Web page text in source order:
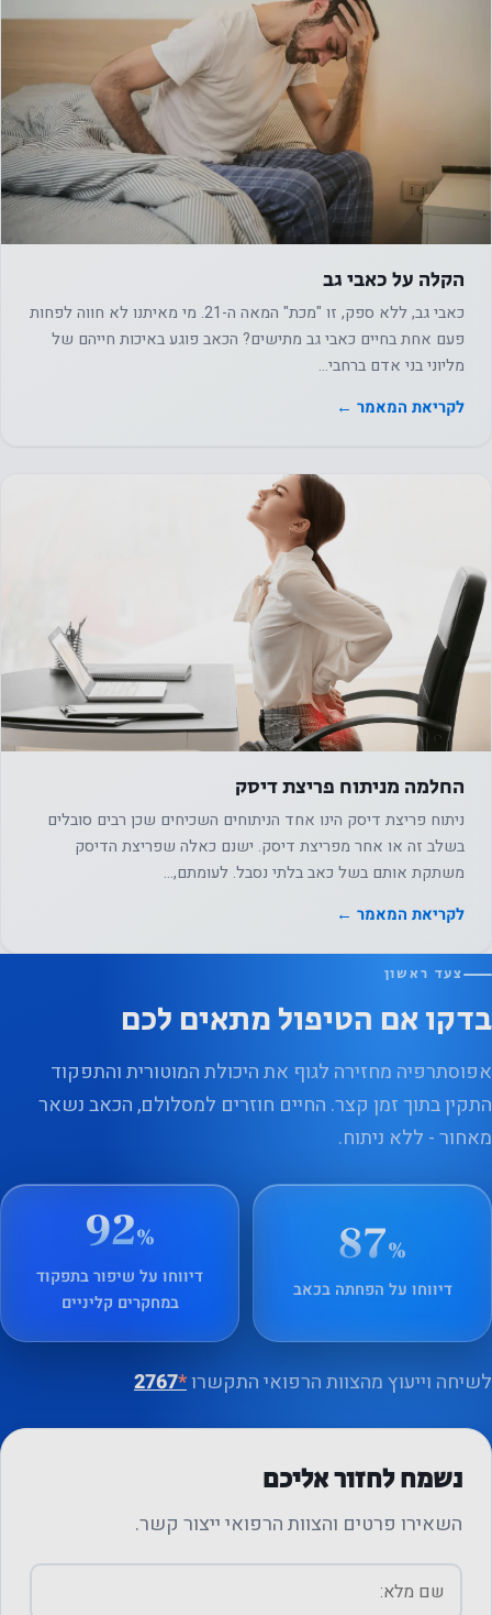
הקלה על כאבי גב
כאבי גב, ללא ספק, זו "מכת" המאה ה-21. מי מאיתנו לא חווה לפחות
פעם אחת בחיים כאבי גב מתישים? הכאב פוגע באיכות חייהם של
מליוני בני אדם ברחבי…
לקריאת המאמר ←
החלמה מניתוח פריצת דיסק
ניתוח פריצת דיסק הינו אחד הניתוחים השכיחים שכן רבים סובלים
בשלב זה או אחר מפריצת דיסק. ישנם כאלה שפריצת הדיסק
משתקת אותם בשל כאב בלתי נסבל. לעומתם,…
לקריאת המאמר ←
צעד ראשון
בדקו אם הטיפול מתאים לכם
אפוסתרפיה מחזירה לגוף את היכולת המוטורית והתפקוד
התקין בתוך זמן קצר. החיים חוזרים למסלולם, הכאב נשאר
מאחור - ללא ניתוח.
87%
דיווחו על הפחתה בכאב
92%
דיווחו על שיפור בתפקוד
במחקרים קליניים
לשיחה וייעוץ מהצוות הרפואי התקשרו*
2767
נשמח לחזור אליכם
השאירו פרטים והצוות הרפואי ייצור קשר.